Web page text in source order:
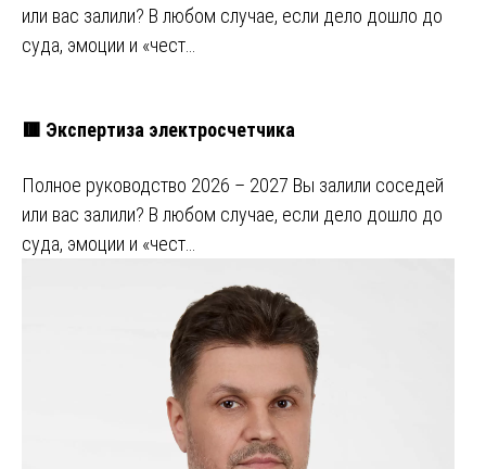
или вас залили? В любом случае, если дело дошло до
суда, эмоции и «чест…
🟥 Экспертиза электросчетчика
Полное руководство 2026 – 2027 Вы залили соседей
или вас залили? В любом случае, если дело дошло до
суда, эмоции и «чест…